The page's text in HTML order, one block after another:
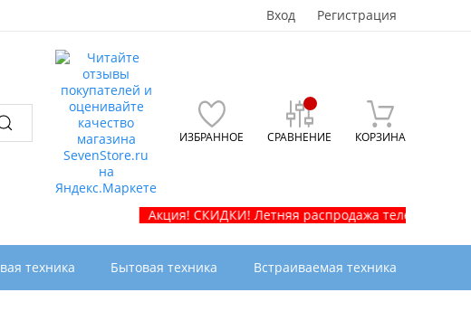
Вход Регистрация
ИЗБРАННОЕ СРАВНЕНИЕ КОРЗИНА
Акция! СКИДКИ! Летняя распродажа телевизоров и
техника Бытовая техника Встраиваемая техника